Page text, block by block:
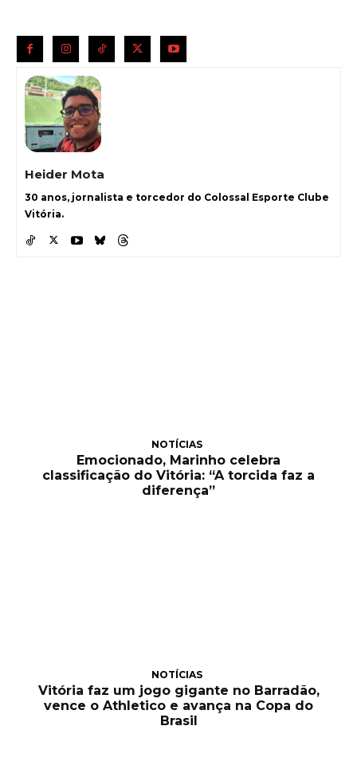
Heider Mota
30 anos, jornalista e torcedor do Colossal Esporte Clube
Vitória.
NOTÍCIAS
Emocionado, Marinho celebra
classificação do Vitória: “A torcida faz a
diferença”
NOTÍCIAS
Vitória faz um jogo gigante no Barradão,
vence o Athletico e avança na Copa do
Brasil